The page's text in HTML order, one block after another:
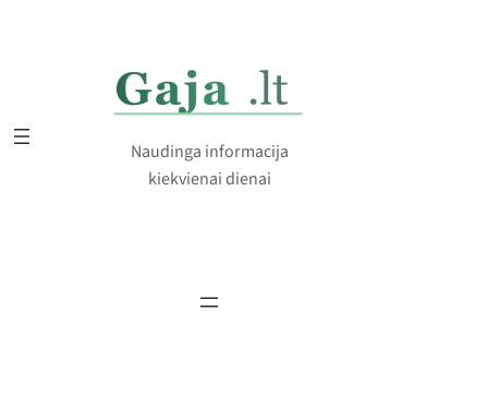
Naudinga informacija
kiekvienai dienai